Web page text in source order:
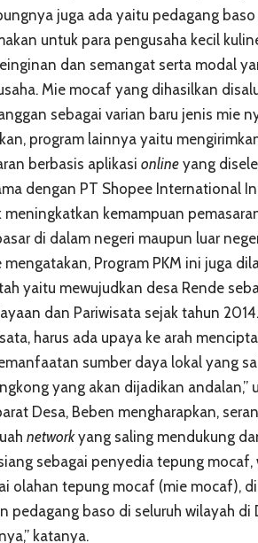
juga ada yaitu pedagang
untuk para pengusaha kecil
dan semangat serta modal
Mie mocaf yang dihasilkan
sebagai varian baru jenis mie
program lainnya yaitu
berbasis aplikasi online yang
dengan PT Shopee International
meningkatkan kemampuan
di dalam negeri maupun luar
Program PKM ini juga
yaitu mewujudkan desa Rende
dan Pariwisata sejak tahun
harus ada upaya ke arah
sumber daya lokal yang
yang akan dijadikan andalan,”
Desa, Beben mengharapkan,
networkyang saling mendukung
sebagai penyedia tepung
olahan tepung mocaf (mie mocaf),
pedagang baso di seluruh wilayah
katanya.